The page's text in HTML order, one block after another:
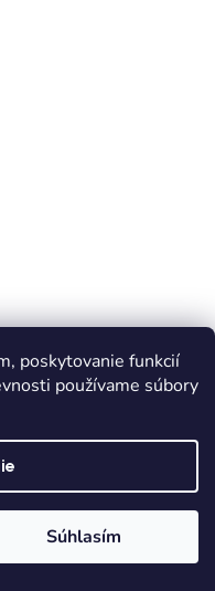
poskytovanie funkcií
používame súbory
Súhlasím
mokasíny - Modrá
od 1,90€